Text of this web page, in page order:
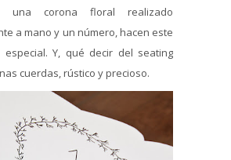
una corona floral realizado
a mano y un número, hacen este
especial. Y, qué decir del seating
cuerdas, rústico y precioso.